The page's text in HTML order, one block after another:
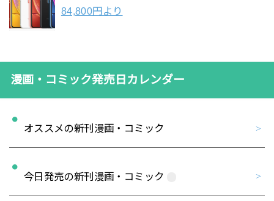
84,800円より
漫画・コミック発売日カレンダー
オススメの新刊漫画・コミック
今日発売の新刊漫画・コミック